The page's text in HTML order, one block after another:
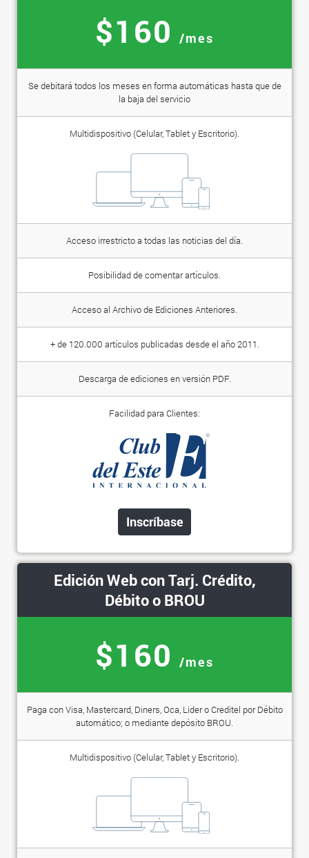
$160 /mes
Se debitará todos los meses en forma automáticas hasta que de
la baja del servicio
Multidispositivo (Celular, Tablet y Escritorio).
Acceso irrestricto a todas las noticias del día.
Posibilidad de comentar artículos.
Acceso al Archivo de Ediciones Anteriores.
+ de 120.000 artículos publicadas desde el año 2011.
Descarga de ediciones en versión PDF.
Facilidad para Clientes:
Inscríbase
Edición Web con Tarj. Crédito,
Débito o BROU
$160 /mes
Paga con Visa, Mastercard, Diners, Oca, Lider o Creditel por Débito
automático; o mediante depósito BROU.
Multidispositivo (Celular, Tablet y Escritorio).